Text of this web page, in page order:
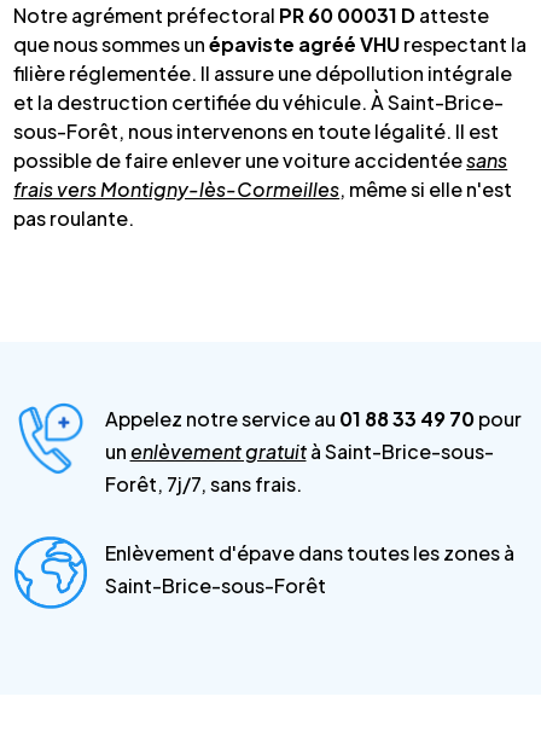
Notre agrément préfectoral PR 60 00031 Datteste
que nous sommes unépaviste agréé VHUrespectant la
filière réglementée. Il assure une dépollution intégrale
et la destruction certifiée du véhicule. À Saint-Brice-
sous-Forêt, nous intervenons en toute légalité. Il est
possible de faire enlever une voiture accidentéesans
frais vers Montigny-lès-Cormeilles, même si elle n'est
pas roulante.
Appelez notre service au 01 88 33 49 70pour
unenlèvement gratuità Saint-Brice-sous-
Forêt, 7j/7, sans frais.
Enlèvement d'épave dans toutes les zones à
Saint-Brice-sous-Forêt